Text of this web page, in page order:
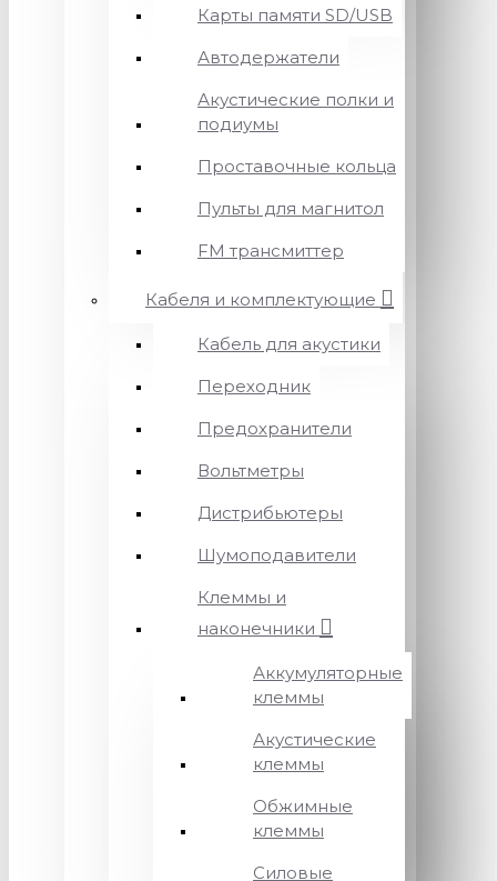
Карты памяти SD/USB
Автодержатели
Акустические полки и
подиумы
Проставочные кольца
Пульты для магнитол
FM трансмиттер
Кабеля и комплектующие
Кабель для акустики
Переходник
Предохранители
Вольтметры
Дистрибьютеры
Шумоподавители
Клеммы и
наконечники
Аккумуляторные
клеммы
Акустические
клеммы
Обжимные
клеммы
Силовые